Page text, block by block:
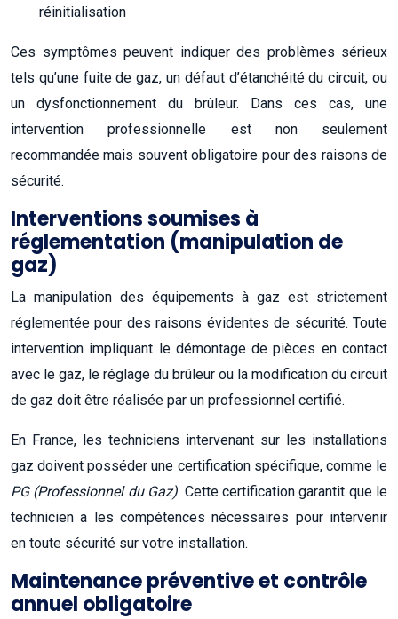
réinitialisation
Ces symptômes peuvent indiquer des problèmes sérieux
tels qu’une fuite de gaz, un défaut d’étanchéité du circuit, ou
un dysfonctionnement du brûleur. Dans ces cas, une
intervention professionnelle est non seulement
recommandée mais souvent obligatoire pour des raisons de
sécurité.
Interventions soumises à
réglementation (manipulation de
gaz)
La manipulation des équipements à gaz est strictement
réglementée pour des raisons évidentes de sécurité. Toute
intervention impliquant le démontage de pièces en contact
avec le gaz, le réglage du brûleur ou la modification du circuit
de gaz doit être réalisée par un professionnel certifié.
En France, les techniciens intervenant sur les installations
gaz doivent posséder une certification spécifique, comme le
PG (Professionnel du Gaz). Cette certification garantit que le
technicien a les compétences nécessaires pour intervenir
en toute sécurité sur votre installation.
Maintenance préventive et contrôle
annuel obligatoire